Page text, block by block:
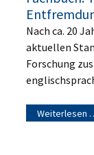
Nach ca. 20
aktuellen
Forschung
Weiterlesen